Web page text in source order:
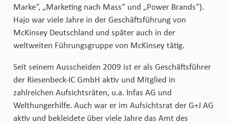
Marke“, „Marketing nach Mass“ und „Power Brands“).
Hajo war viele Jahre in der Geschäftsführung von
McKinsey Deutschland und später auch in der
weltweiten Führungsgruppe von McKinsey tätig.
Seit seinem Ausscheiden 2009 ist er als Geschäftsführer
der Riesenbeck-IC GmbH aktiv und Mitglied in
zahlreichen Aufsichtsräten, u.a. Infas AG und
Welthungerhilfe. Auch war er im Aufsichtsrat der G+J AG
aktiv und bekleidete über viele Jahre das Amt des